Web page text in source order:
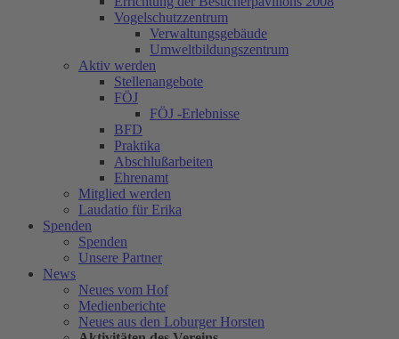
Vogelschutzzentrum
Verwaltungsgebäude
Umweltbildungszentrum
Aktiv werden
Stellenangebote
FÖJ
FÖJ -Erlebnisse
BFD
Praktika
Abschlußarbeiten
Ehrenamt
Mitglied werden
Laudatio für Erika
Spenden
Spenden
Unsere Partner
News
Neues vom Hof
Medienberichte
Neues aus den Loburger Horsten